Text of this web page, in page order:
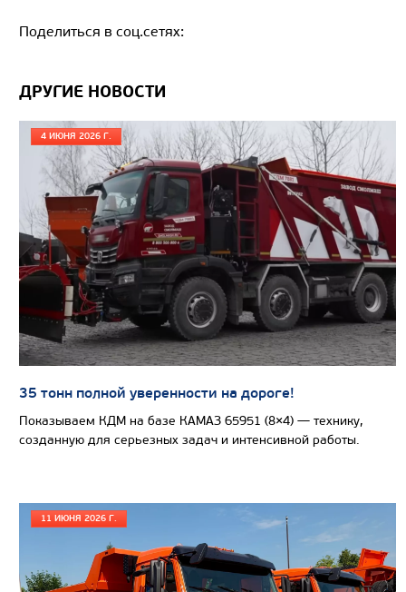
Производитель
Экологический класс
Грузоподъемность, кг
Вместимость кузова, м3
Направление разгрузки
Колесная формула
Узнать цену
САМОСВАЛ КАМАЗ-65802
Поделиться в соц.сетях:
ДРУГИЕ НОВОСТИ
4 ИЮНЯ 2026 Г.
35 тонн полной уверенности на дороге!
Показываем КДМ на базе КАМАЗ 65951 (8×4) — технику,
созданную для серьезных задач и интенсивной работы.
11 ИЮНЯ 2026 Г.